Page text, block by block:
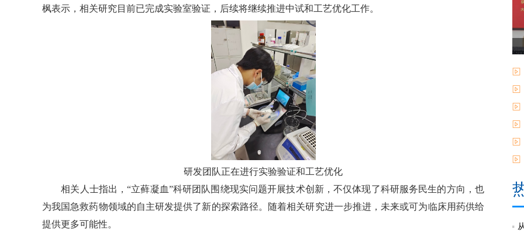
枫表示，相关研究目前已完成实验室验证，后续将继续推进中试和工艺优化工作。
研发团队正在进行实验验证和工艺优化
相关人士指出，“立藓凝血”科研团队围绕现实问题开展技术创新，不仅体现了科研服务民生的方向，也
为我国急救药物领域的自主研发提供了新的探索路径。随着相关研究进一步推进，未来或可为临床用药供给
提供更多可能性。